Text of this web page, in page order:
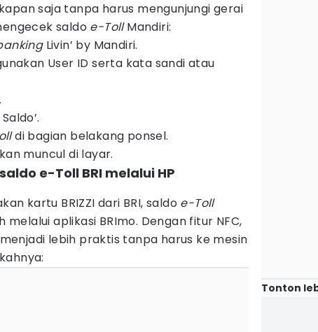
saja tanpa harus mengunjungi gerai
saldo e-TollMandiri:
Livin’ by Mandiri.
User ID serta kata sandi atau
di bagian belakang ponsel.
muncul di layar.
e-Toll BRI melalui HP
kartu BRIZZI dari BRI, saldo e-Toll
aplikasi BRImo. Dengan fitur NFC,
lebih praktis tanpa harus ke mesin
Tonton